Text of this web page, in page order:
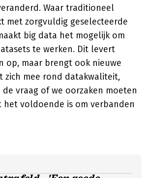
Waar traditioneel
met zorgvuldig geselecteerde
big data het mogelijk om
te werken. Dit levert
op, maar brengt ook nieuwe
zich mee rond datakwaliteit,
vraag of we oorzaken moeten
het voldoende is om verbanden